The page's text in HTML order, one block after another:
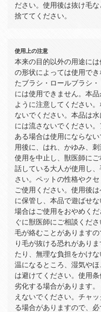
ださい。使用後は抜け毛
捨ててください。
使用上の注意
本来の目的以外の用途に
の形状によっては使用で
たブラシ・ロールブラシ
には使用できません。本
ように注意してください
ないでください。本品は
には流さないでください
ある場合は使用にならな
用後に、はれ、かゆみ、
使用を中止し、獣医師に
話している大人が使用し
さい。ペットの性格やク
ご使用ください。使用後
に保管し、本品で遊ばせ
場合はご使用をおやめく
ぐに獣医師にご相談くだ
毛が絡むことがあります
り毛が抜ける恐れがあり
たり、無理な負担をかけ
温になるところ、湿気や
は避けてください。使用
劣化する場合があります
えないでください。チャ
る場合がありますので、